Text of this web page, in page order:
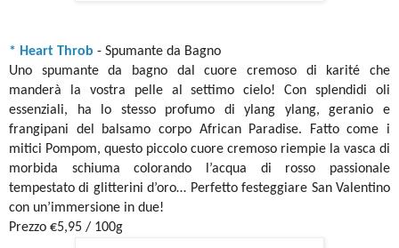
* Heart Throb - Spumante da Bagno
Uno spumante da bagno dal cuore cremoso di karité che
manderà la vostra pelle al settimo cielo! Con splendidi oli
essenziali, ha lo stesso profumo di ylang ylang, geranio e
frangipani del balsamo corpo African Paradise. Fatto come i
mitici Pompom, questo piccolo cuore cremoso riempie la vasca di
morbida schiuma colorando l’acqua di rosso passionale
tempestato di glitterini d’oro… Perfetto festeggiare San Valentino
con un’immersione in due!
Prezzo €5,95 / 100g